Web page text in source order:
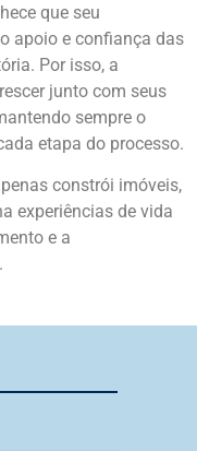
que seu
apoio e confiança das
Por isso, a
junto com seus
sempre o
etapa do processo.
constrói imóveis,
experiências de vida
e a